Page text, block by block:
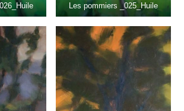
Les pommiers _025_Huile